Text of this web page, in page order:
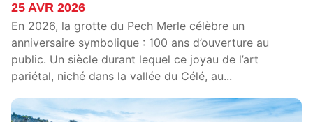
25 AVR 2026
En 2026, la grotte du Pech Merle célèbre un
anniversaire symbolique : 100 ans d’ouverture au
public. Un siècle durant lequel ce joyau de l’art
pariétal, niché dans la vallée du Célé, au...